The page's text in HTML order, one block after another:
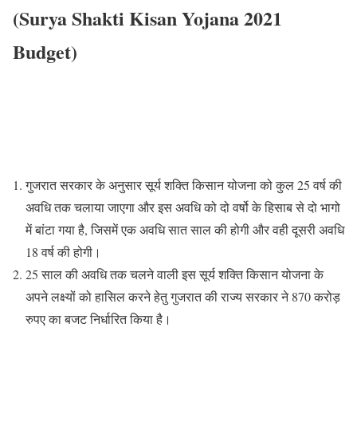
(Surya Shakti Kisan Yojana 2021
Budget)
गुजरात सरकार के अनुसार सूर्य शक्ति किसान योजना को कुल 25 वर्ष की
अवधि तक चलाया जाएगा और इस अवधि को दो वर्षो के हिसाब से दो भागो
में बांटा गया है, जिसमें एक अवधि सात साल की होगी और वही दूसरी अवधि
18 वर्ष की होगी।
25 साल की अवधि तक चलने वाली इस सूर्य शक्ति किसान योजना के
अपने लक्ष्यों को हासिल करने हेतु गुजरात की राज्य सरकार ने 870 करोड़
रुपए का बजट निर्धारित किया है।